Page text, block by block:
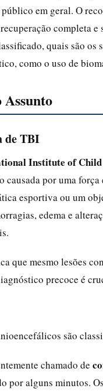
em geral. O
completa
quais são
como o uso de
de TBI
Institute of
causada por uma
esportiva ou um
edema e
que mesmo lesões
precoce é
são
chamado de
por alguns minutos.